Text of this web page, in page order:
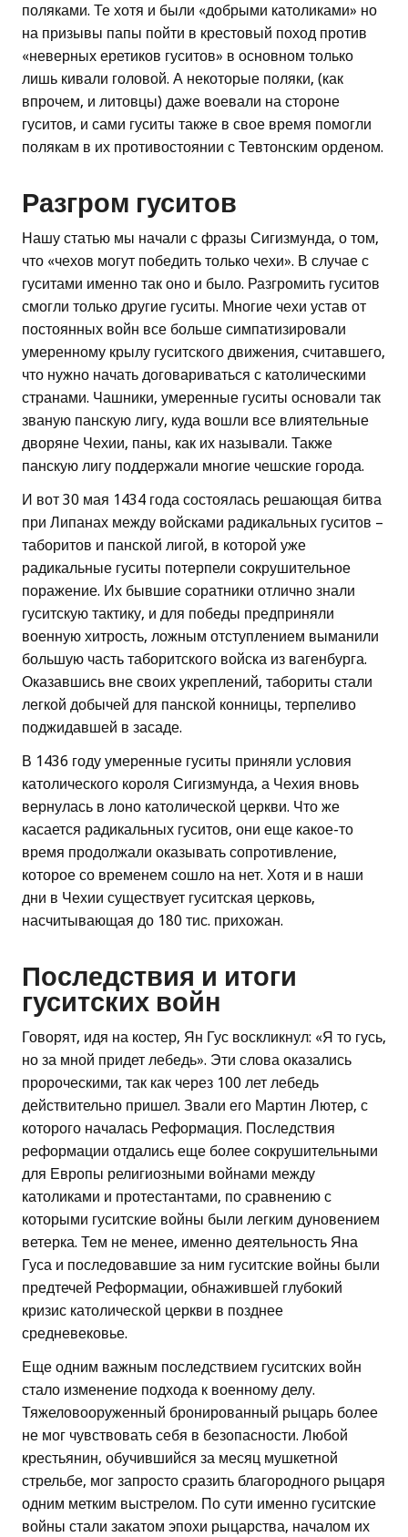
поляками. Те хотя и были «добрыми католиками» но
на призывы папы пойти в крестовый поход против
«неверных еретиков гуситов» в основном только
лишь кивали головой. А некоторые поляки, (как
впрочем, и литовцы) даже воевали на стороне
гуситов, и сами гуситы также в свое время помогли
полякам в их противостоянии с Тевтонским орденом.
Разгром гуситов
Нашу статью мы начали с фразы Сигизмунда, о том,
что «чехов могут победить только чехи». В случае с
гуситами именно так оно и было. Разгромить гуситов
смогли только другие гуситы. Многие чехи устав от
постоянных войн все больше симпатизировали
умеренному крылу гуситского движения, считавшего,
что нужно начать договариваться с католическими
странами. Чашники, умеренные гуситы основали так
званую панскую лигу, куда вошли все влиятельные
дворяне Чехии, паны, как их называли. Также
панскую лигу поддержали многие чешские города.
И вот 30 мая 1434 года состоялась решающая битва
при Липанах между войсками радикальных гуситов –
таборитов и панской лигой, в которой уже
радикальные гуситы потерпели сокрушительное
поражение. Их бывшие соратники отлично знали
гуситскую тактику, и для победы предприняли
военную хитрость, ложным отступлением выманили
большую часть таборитского войска из вагенбурга.
Оказавшись вне своих укреплений, табориты стали
легкой добычей для панской конницы, терпеливо
поджидавшей в засаде.
В 1436 году умеренные гуситы приняли условия
католического короля Сигизмунда, а Чехия вновь
вернулась в лоно католической церкви. Что же
касается радикальных гуситов, они еще какое-то
время продолжали оказывать сопротивление,
которое со временем сошло на нет. Хотя и в наши
дни в Чехии существует гуситская церковь,
насчитывающая до 180 тис. прихожан.
Последствия и итоги
гуситских войн
Говорят, идя на костер, Ян Гус воскликнул: «Я то гусь,
но за мной придет лебедь». Эти слова оказались
пророческими, так как через 100 лет лебедь
действительно пришел. Звали его Мартин Лютер, с
которого началась Реформация. Последствия
реформации отдались еще более сокрушительными
для Европы религиозными войнами между
католиками и протестантами, по сравнению с
которыми гуситские войны были легким дуновением
ветерка. Тем не менее, именно деятельность Яна
Гуса и последовавшие за ним гуситские войны были
предтечей Реформации, обнажившей глубокий
кризис католической церкви в позднее
средневековье.
Еще одним важным последствием гуситских войн
стало изменение подхода к военному делу.
Тяжеловооруженный бронированный рыцарь более
не мог чувствовать себя в безопасности. Любой
крестьянин, обучившийся за месяц мушкетной
стрельбе, мог запросто сразить благородного рыцаря
одним метким выстрелом. По сути именно гуситские
войны стали закатом эпохи рыцарства, началом их